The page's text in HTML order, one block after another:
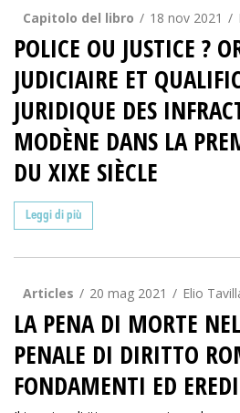
Capitolo del libro 18 nov 2021
POLICE OU JUSTICE ?
JUDICIAIRE ET
JURIDIQUE DES
MODÈNE DANS LA
DU XIXE SIÈCLE
Leggi di più
Articles 20 mag 2021 Elio
LA PENA DI MORTE
PENALE DI DIRITTO
FONDAMENTI ED